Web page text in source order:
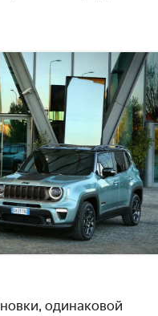
одинаковой